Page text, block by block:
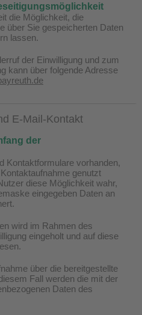
die Möglichkeit, die
über Sie gespeicherten Daten
lassen.
der Einwilligung und zum
kann über folgende Adresse
E-Mail-Kontakt
der
Kontaktformulare vorhanden,
genutzt
diese Möglichkeit wahr,
eingegeben Daten an
wird im Rahmen des
eingeholt und auf diese
über die bereitgestellte
Fall werden die mit der
Daten des